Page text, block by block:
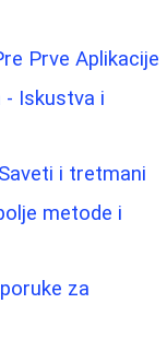
Prve Aplikacije
- Iskustva i
i tretmani
metode i
za